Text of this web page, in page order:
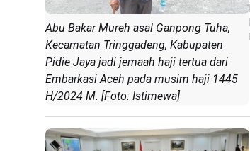
Abu Bakar Mureh asal Ganpong Tuha,
Kecamatan Tringgadeng, Kabupaten
Pidie Jaya jadi jemaah haji tertua dari
Embarkasi Aceh pada musim haji 1445
H/2024 M. [Foto: Istimewa]